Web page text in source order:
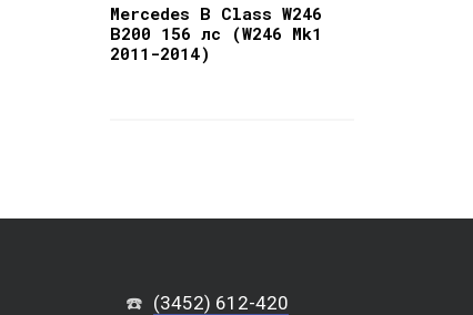
Mercedes B Class W246
B200 156 лс (W246 Mk1
2011-2014)
☎️ (3452) 612-420